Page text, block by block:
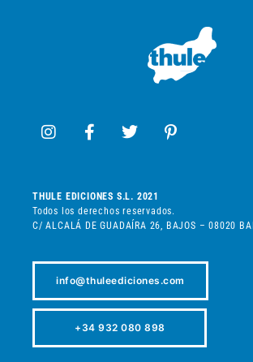
THULE EDICIONES S.L. 2021
Todos los derechos reservados.
C/ ALCALÁ DE GUADAÍRA 26, BAJOS – 08020
info@thuleediciones.com
+34 932 080 898